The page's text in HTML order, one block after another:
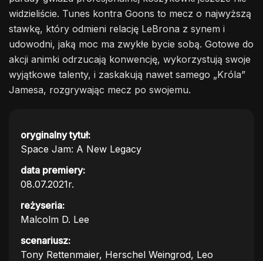
widzieliście. Tunes kontra Goons to mecz o najwyższą
stawkę, który odmieni relację LeBrona z synem i
udowodni, jaką moc ma zwykłe bycie sobą. Gotowe do
akcji animki odrzucają konwencję, wykorzystują swoje
wyjątkowe talenty, i zaskakują nawet samego „Króla”
Jamesa, rozgrywając mecz po swojemu.
oryginalny tytuł:
Space Jam: A New Legacy
data premiery:
08.07.2021r.
reżyseria:
Malcolm D. Lee
scenariusz:
Tony Rettenmaier, Herschel Weingrod, Leo